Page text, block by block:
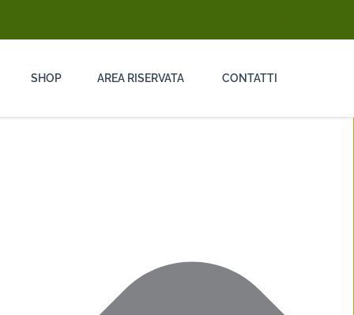
SHOP AREA RISERVATA CONTATTI